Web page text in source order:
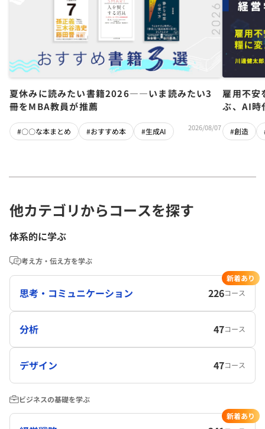
夏休みに読みたい書籍2026――いま読みたい3
冊をMBA教員が推薦
#〇〇な本まとめ #おすすめ本 #生成AI 2026/08/07
雇用不
ぶ、AI時
#創造
他カテゴリからコースを探す
体系的に学ぶ
考え方・伝え方を学ぶ
思考・コミュニケーション 226コース
新着あり
分析 47コース
デザイン 47コース
ビジネスの基礎を学ぶ
新着あり